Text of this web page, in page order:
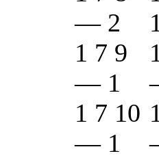
— 2
1 7 9
— 1
1 7 10
— 1